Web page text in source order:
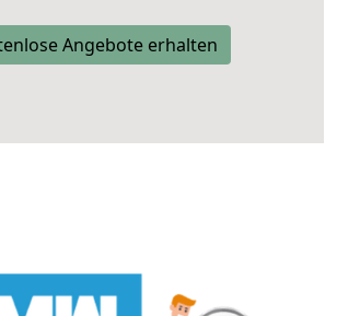
Angebote erhalten